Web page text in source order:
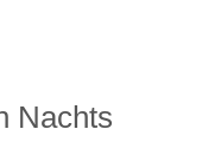
Nachts